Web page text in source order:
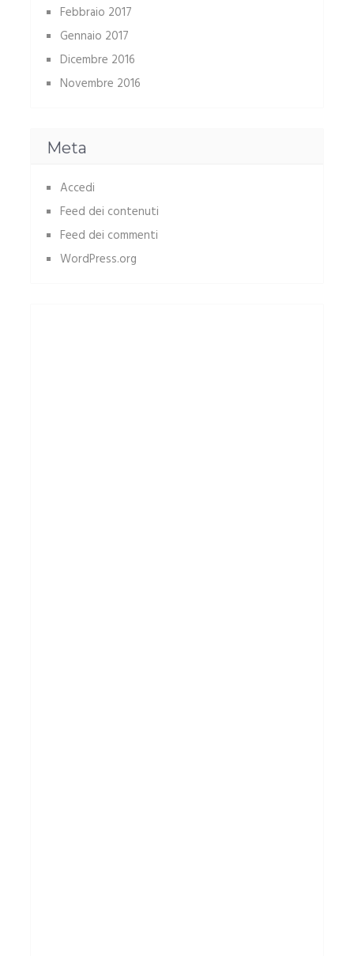
Febbraio 2017
Gennaio 2017
Dicembre 2016
Novembre 2016
Meta
Accedi
Feed dei contenuti
Feed dei commenti
WordPress.org